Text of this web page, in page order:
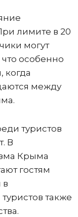
лимите в 20
могут
что особенно
когда
между
туристов
В
Крыма
гостям
в
также